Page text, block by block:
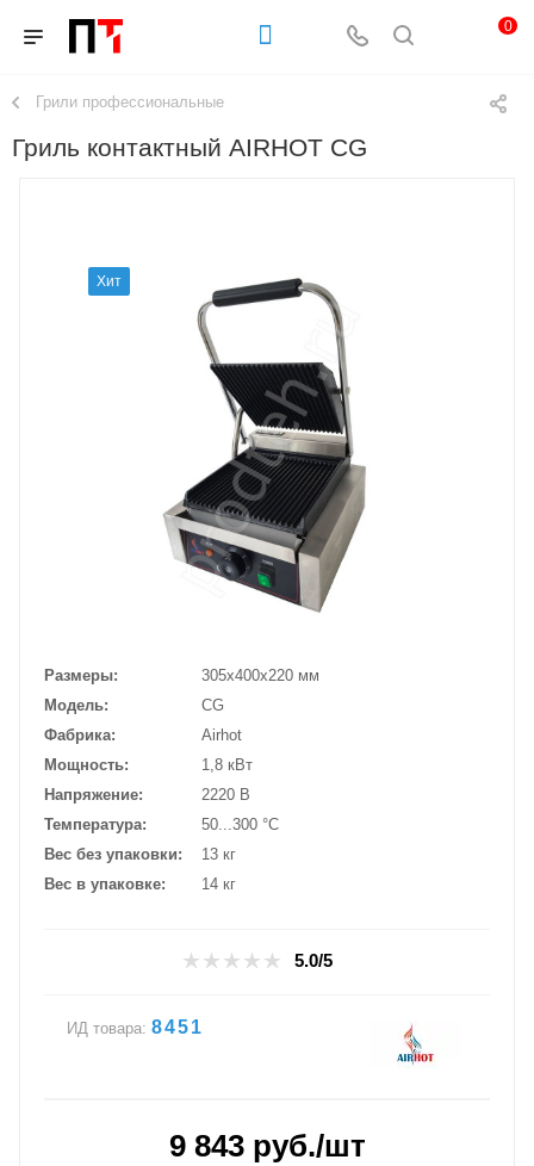
0
Грили профессиональные
Гриль контактный AIRHOT CG
Хит
Размеры
305х400х220 мм
Модель
CG
Фабрика
Airhot
Мощность
1,8 кВт
Напряжение
2220 В
Температура
50...300 °C
Вес без упаковки
13 кг
Вес в упаковке
14 кг
5.0/5
ИД товара: 8451
9 843руб./шт